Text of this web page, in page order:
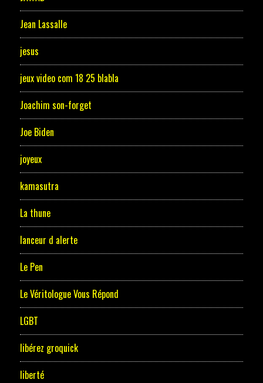
Jean Lassalle
jesus
jeux video com 18 25 blabla
Joachim son-forget
Joe Biden
joyeux
kamasutra
La thune
lanceur d alerte
Le Pen
Le Véritologue Vous Répond
LGBT
libérez groquick
liberté